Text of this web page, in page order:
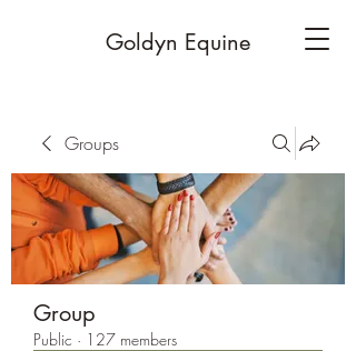
Goldyn Equine
Groups
Group
Public · 127 members